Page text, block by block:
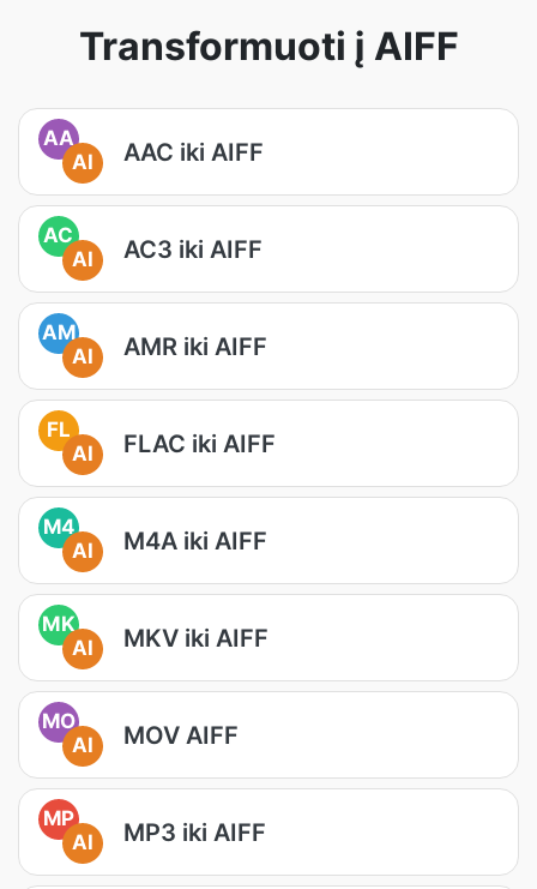
Transformuoti į AIFF
AA
AI
AAC iki AIFF
AC
AI
AC3 iki AIFF
AM
AI
AMR iki AIFF
FL
AI
FLAC iki AIFF
M4
AI
M4A iki AIFF
MK
AI
MKV iki AIFF
MO
AI
MOV AIFF
MP
AI
MP3 iki AIFF